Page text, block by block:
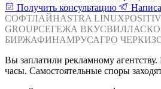
Получить консультацию
СОФТЛАЙНASTRA LINUX
GROUPСЕГЕЖА ВКУСВИЛЛ
БИРЖАФИНАМРУСАГРО
Вы заплатили рекламному
часы. Самостоятельные споры